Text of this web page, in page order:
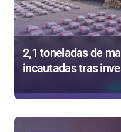
2,1 toneladas de
incautadas tras